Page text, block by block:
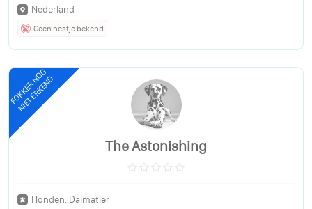
Nederland
Geen nestje bekend
FOKKER NOG
NIET ERKEND
The Astonishing
Honden, Dalmatiër